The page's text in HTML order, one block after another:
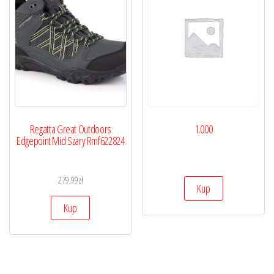
Regatta Great Outdoors
Edgepoint Mid Szary Rmf622824
279,99zł
Kup
1.000
Kup